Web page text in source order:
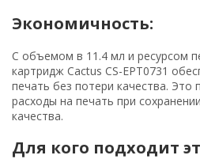
Экономичность:
С объемом в 11.4 мл и ресурсом
картридж Cactus CS-EPT0731
печать без потери качества. Это
расходы на печать при
качества.
Для кого подходит